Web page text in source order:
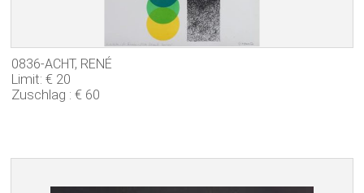
0836-ACHT, RENÉ
Limit: € 20
Zuschlag : € 60